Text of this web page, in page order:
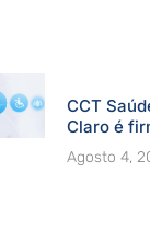
CCT
Claro é
Agosto 4,